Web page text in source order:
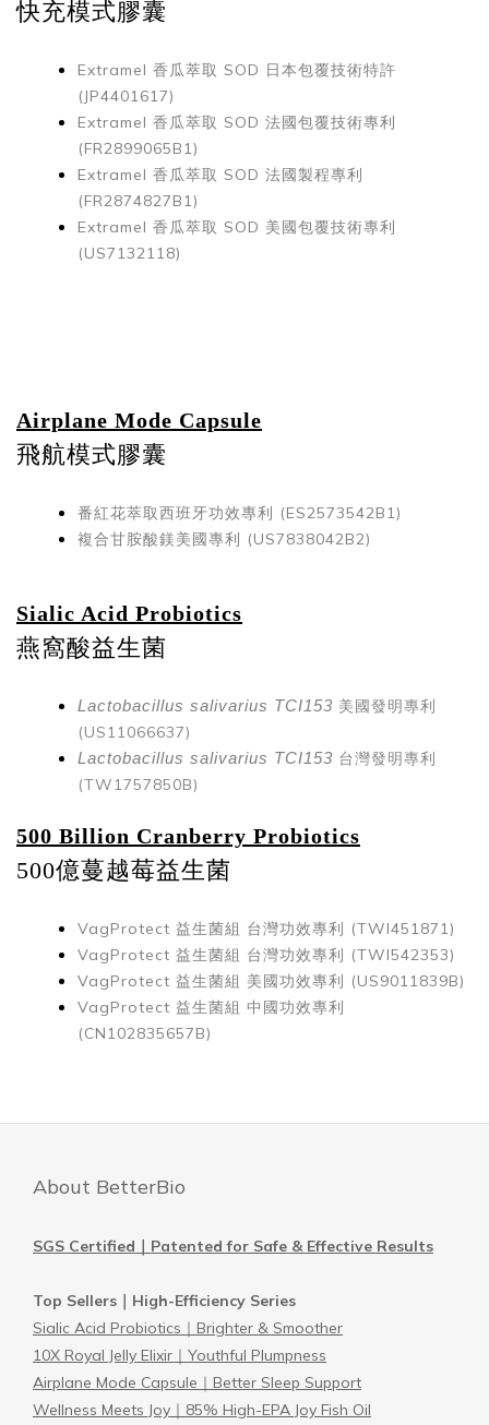
快充模式膠囊
Extramel 香瓜萃取 SOD 日本包覆技術特許
(JP4401617)
Extramel 香瓜萃取 SOD 法國包覆技術專利
(FR2899065B1)
Extramel 香瓜萃取 SOD 法國製程專利
(FR2874827B1)
Extramel 香瓜萃取 SOD 美國包覆技術專利
(US7132118)
Airplane Mode Capsule
飛航模式膠囊
番紅花萃取西班牙功效專利 (ES2573542B1)
複合甘胺酸鎂美國專利 (US7838042B2)
Sialic Acid Probiotics
燕窩酸益生菌
Lactobacillus salivarius TCI153 美國發明專利
(US11066637)
Lactobacillus salivarius TCI153 台灣發明專利
(TW1757850B)
500 Billion Cranberry Probiotics
500億蔓越莓益生菌
VagProtect 益生菌組 台灣功效專利 (TWI451871)
VagProtect 益生菌組 台灣功效專利 (TWI542353)
VagProtect 益生菌組 美國功效專利 (US9011839B)
VagProtect 益生菌組 中國功效專利
(CN102835657B)
About BetterBio
SGS Certified｜Patented for Safe & Effective Results
Top Sellers｜High-Efficiency Series
Sialic Acid Probiotics｜Brighter & Smoother
10X Royal Jelly Elixir｜Youthful Plumpness
Airplane Mode Capsule｜Better Sleep Support
Wellness Meets Joy｜85% High-EPA Joy Fish Oil